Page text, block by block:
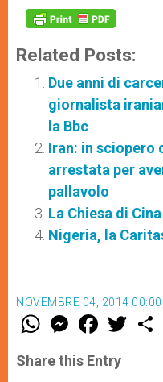
Related Posts:
Due anni di
giornalista
la Bbc
Iran: in sciopero
arrestata per
pallavolo
La Chiesa di
Nigeria, la
NOVEMBRE 04, 2014 00:00
W
t
s
M
e
s
e
F
a
e
b
w
Share this Entry